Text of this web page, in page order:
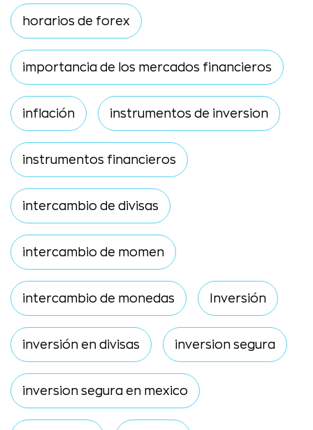
horarios de forex
importancia de los mercados financieros
inflación instrumentos de inversion
instrumentos financieros
intercambio de divisas
intercambio de momen
intercambio de monedas Inversión
inversión en divisas inversion segura
inversion segura en mexico